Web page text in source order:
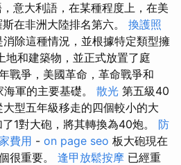
意大利語，在某種程度上，在美
在非洲大陸排名第六。 換護照
除這種情況，並根據特定類型擁
地和建築物，並正式放置了庭
戰爭，美國革命，革命戰爭和
軍的主要基礎。 散光 第五級40
型五年級移走的四個較小的大
1對大砲，將其轉換為40炮。 防
費用 - on page seo 板大砲現在
很重要。 逢甲放鬆按摩 已經重